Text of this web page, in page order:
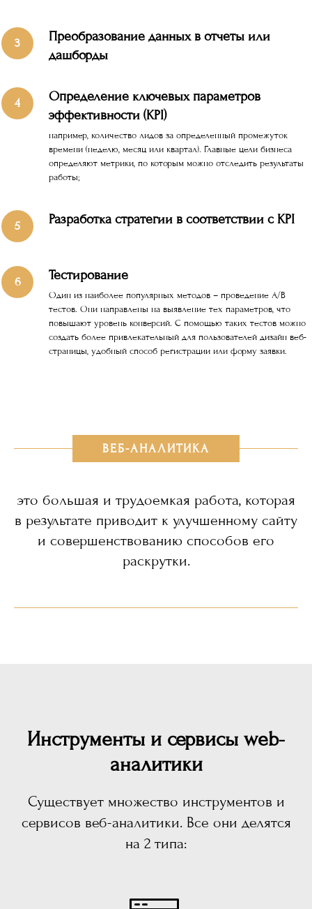
Преобразование данных в отчеты или
дашборды
Определение ключевых параметров
эффективности (KPI)
например, количество лидов за определенный промежуток
времени (неделю, месяц или квартал). Главные цели бизнеса
определяют метрики, по которым можно отследить результаты
работы;
Разработка стратегии в соответствии с KPI
Тестирование
Один из наиболее популярных методов – проведение А/B
тестов. Они направлены на выявление тех параметров, что
повышают уровень конверсий. С помощью таких тестов можно
создать более привлекательный для пользователей дизайн веб-
страницы, удобный способ регистрации или форму заявки.
ВЕБ-АНАЛИТИКА
это большая и трудоемкая работа, которая
в результате приводит к улучшенному сайту
и совершенствованию способов его
раскрутки.
Инструменты и сервисы web-
аналитики
Существует множество инструментов и
сервисов веб-аналитики. Все они делятся
на 2 типа: